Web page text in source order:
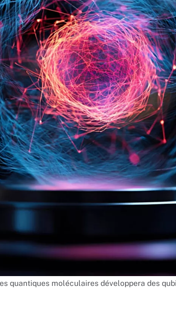
quantiques moléculaires développera des